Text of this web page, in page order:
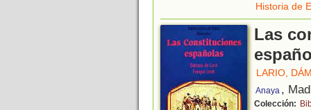
Historia de
Las
LARIO,
Anaya ,
Colección: